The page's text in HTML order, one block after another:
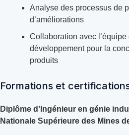
Analyse des processus de
d’améliorations
Collaboration avec
développement pour la
produits
Formations et
Diplôme d’Ingénieur en génie
Nationale Supérieure des Mines